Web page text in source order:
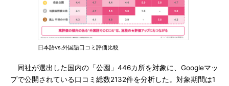
日本語vs.外国語口コミ評価比較
同社が選出した国内の「公園」446カ所を対象に、Googleマッ
プで公開されている口コミ総数2132件を分析した。対象期間は1